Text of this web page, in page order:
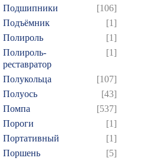
Подшипники
[106]
Подъёмник
[1]
Полироль
[1]
Полироль-
реставратор
[1]
Полукольца
[107]
Полуось
[43]
Помпа
[537]
Пороги
[1]
Портативный
[1]
Поршень
[5]